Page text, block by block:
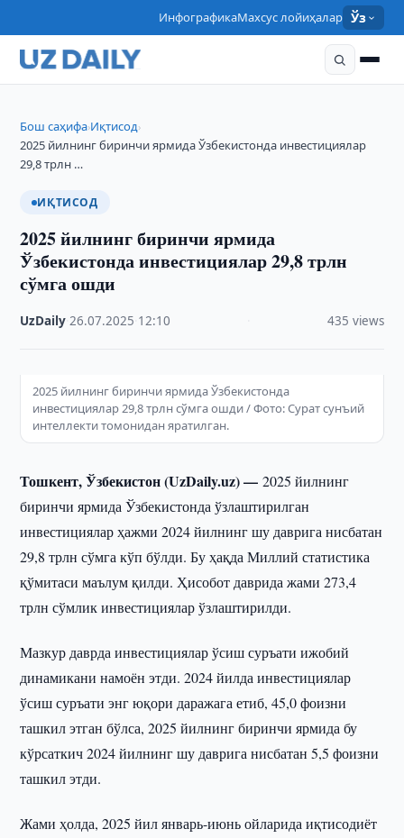
ИнфографикаМахсус лойиҳалар Ўз
Бош саҳифа›Иқтисод›
2025 йилнинг биринчи ярмида Ўзбекистонда инвестициялар
29,8 трлн …
ИҚТИСОД
2025 йилнинг биринчи ярмида
Ўзбекистонда инвестициялар 29,8 трлн
сўмга ошди
UzDaily ·26.07.2025 12:10 435 views
2025 йилнинг биринчи ярмида Ўзбекистонда
инвестициялар 29,8 трлн сўмга ошди / Фото: Сурат сунъий
интеллекти томонидан яратилган.
Тошкент, Ўзбекистон (UzDaily.uz) —2025 йилнинг
биринчи ярмида Ўзбекистонда ўзлаштирилган
инвестициялар ҳажми 2024 йилнинг шу даврига нисбатан
29,8 трлн сўмга кўп бўлди. Бу ҳақда Миллий статистика
қўмитаси маълум қилди. Ҳисобот даврида жами 273,4
трлн сўмлик инвестициялар ўзлаштирилди.
Мазкур даврда инвестициялар ўсиш суръати ижобий
динамикани намоён этди. 2024 йилда инвестициялар
ўсиш суръати энг юқори даражага етиб, 45,0 фоизни
ташкил этган бўлса, 2025 йилнинг биринчи ярмида бу
кўрсаткич 2024 йилнинг шу даврига нисбатан 5,5 фоизни
ташкил этди.
Жами ҳолда, 2025 йил январь-июнь ойларида иқтисодиёт